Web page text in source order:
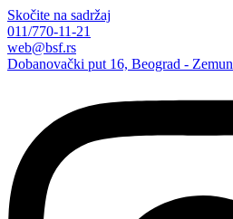
Skočite na sadržaj
011/770-11-21
web@bsf.rs
Dobanovački put 16, Beograd - Zemun